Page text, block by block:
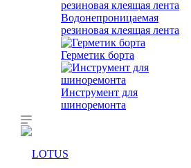
Водонепроницаемая
резиновая клеящая лента
Герметик борта
Инструмент для
шиноремонта